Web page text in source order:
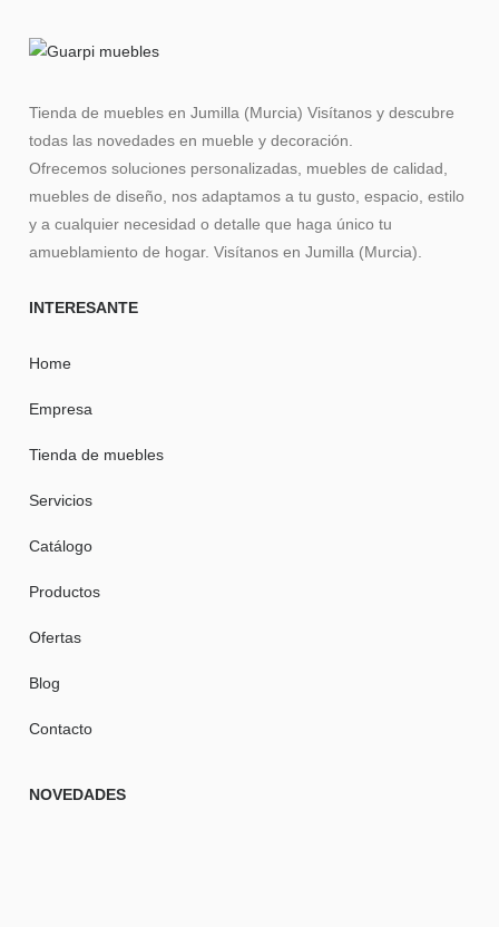
Tienda de muebles en Jumilla (Murcia) Visítanos y descubre
todas las novedades en mueble y decoración.
Ofrecemos soluciones personalizadas, muebles de calidad,
muebles de diseño, nos adaptamos a tu gusto, espacio, estilo
y a cualquier necesidad o detalle que haga único tu
amueblamiento de hogar. Visítanos en Jumilla (Murcia).
INTERESANTE
Home
Empresa
Tienda de muebles
Servicios
Catálogo
Productos
Ofertas
Blog
Contacto
NOVEDADES